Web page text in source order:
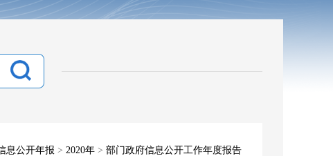
息公开年报 > 2020年 > 部门政府信息公开工作年度报告